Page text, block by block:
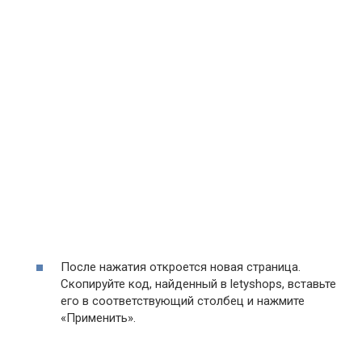
После нажатия откроется новая страница.
Скопируйте код, найденный в letyshops, вставьте
его в соответствующий столбец и нажмите
«Применить».